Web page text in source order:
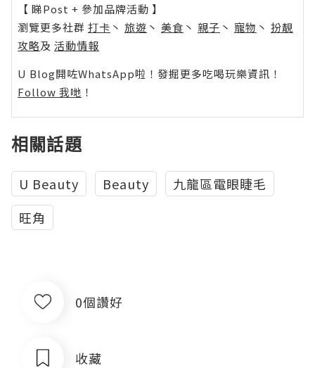
【 睇Post + 參加品牌活動 】
瀏覽更多社群 打卡 丶 旅遊 丶 美食 丶 親子 丶 寵物 丶 扮靚
攻略及 活動情報
U Blog開咗WhatsApp啦！發掘更多吃喝玩樂資訊！
Follow 我哋 ！
相關話題
U Beauty Beauty
九龍區電眼睫毛
旺角
0個讚好
收藏